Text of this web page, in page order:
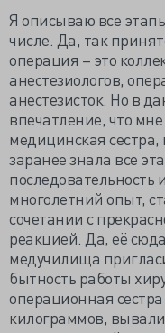
Я описываю все
числе. Да, так
операция – это
анестезиологов,
анестезисток. Но в
впечатление, что
медицинская
заранее знала все
последовательность
многолетний опыт,
сочетании с
реакцией. Да, её
медучилища
бытность работы
операционная
килограммов,